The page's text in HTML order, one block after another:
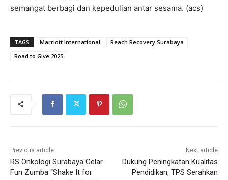
semangat berbagi dan kepedulian antar sesama. (acs)
TAGS Marriott International
Reach Recovery Surabaya
Road to Give 2025
Previous article
RS Onkologi Surabaya Gelar
Fun Zumba “Shake It for
Next article
Dukung Peningkatan Kualitas
Pendidikan, TPS Serahkan